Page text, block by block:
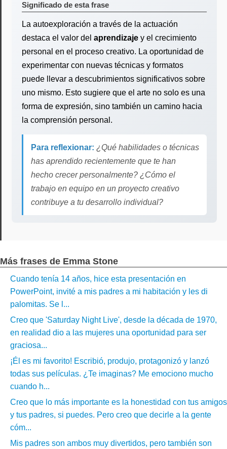
Significado de esta frase
La autoexploración a través de la actuación
destaca el valor del aprendizaje y el crecimiento
personal en el proceso creativo. La oportunidad de
experimentar con nuevas técnicas y formatos
puede llevar a descubrimientos significativos sobre
uno mismo. Esto sugiere que el arte no solo es una
forma de expresión, sino también un camino hacia
la comprensión personal.
Para reflexionar: ¿Qué habilidades o técnicas
has aprendido recientemente que te han
hecho crecer personalmente? ¿Cómo el
trabajo en equipo en un proyecto creativo
contribuye a tu desarrollo individual?
Más frases de Emma Stone
Cuando tenía 14 años, hice esta presentación en
PowerPoint, invité a mis padres a mi habitación y les di
palomitas. Se l...
Creo que 'Saturday Night Live', desde la década de 1970,
en realidad dio a las mujeres una oportunidad para ser
graciosa...
¡Él es mi favorito! Escribió, produjo, protagonizó y lanzó
todas sus películas. ¿Te imaginas? Me emociono mucho
cuando h...
Creo que lo más importante es la honestidad con tus amigos
y tus padres, si puedes. Pero creo que decirle a la gente
cóm...
Mis padres son ambos muy divertidos, pero también son